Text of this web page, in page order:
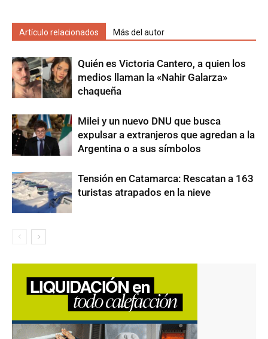
Artículo relacionados Más del autor
Quién es Victoria Cantero, a quien los
medios llaman la «Nahir Galarza»
chaqueña
Milei y un nuevo DNU que busca
expulsar a extranjeros que agredan a la
Argentina o a sus símbolos
Tensión en Catamarca: Rescatan a 163
turistas atrapados en la nieve